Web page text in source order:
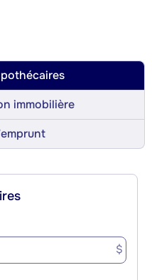
immobilière
$